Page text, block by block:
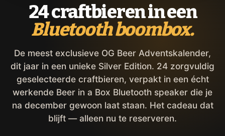
24 craftbieren in een
Bluetooth boombox.
De meest exclusieve OG Beer Adventskalender,
dit jaar in een unieke Silver Edition. 24 zorgvuldig
geselecteerde craftbieren, verpakt in een écht
werkende Beer in a Box Bluetooth speaker die je
na december gewoon laat staan. Het cadeau dat
blijft — alleen nu te reserveren.